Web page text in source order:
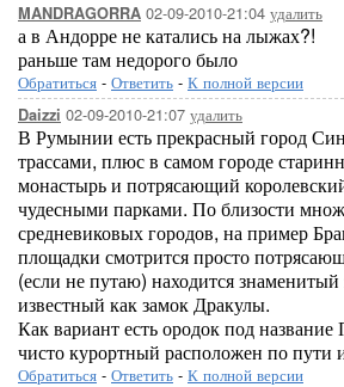
MANDRAGORRA 02-09-2010-21:04 удалить
а в Андорре не катались на лыжах?!
раньше там недорого было
Обратиться - Ответить - К полной версии
Daizzi 02-09-2010-21:07 удалить
В Румынии есть прекрасный город
трассами, плюс в самом городе
монастырь и потрясающий
чудесными парками. По близости
средневиковых городов, на пример
площадки смотрится просто
(если не путаю) находится
известный как замок Дракулы.
Как вариант есть ородок под
чисто курортный расположен по пути
Обратиться - Ответить - К полной версии